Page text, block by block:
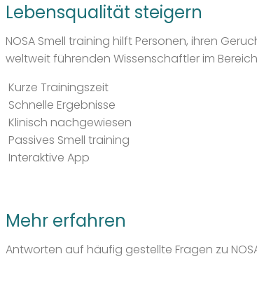
Lebensqualität steigern
NOSA Smell training hilft Personen, ihren
weltweit führenden Wissenschaftler im
Kurze Trainingszeit
Schnelle Ergebnisse
Klinisch nachgewiesen
Passives Smell training
Interaktive App
Mehr erfahren
Antworten auf häufig gestellte Fragen zu